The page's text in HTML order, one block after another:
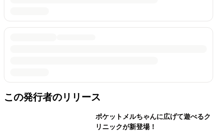
この発行者のリリース
ポケットメルちゃんに広げて遊べるク
リニックが新登場！